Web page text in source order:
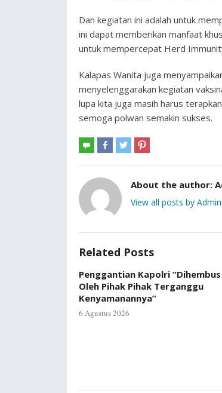
Dan kegiatan ini adalah untuk
ini dapat memberikan manfaat
untuk mempercepat Herd
Kalapas Wanita juga
menyelenggarakan kegiatan
lupa kita juga masih harus
semoga polwan semakin sukses.
About the author:
View all posts by
Related Posts
Penggantian Kapolri “Dihembus
Oleh Pihak Pihak Terganggu
Kenyamanannya”
6 Agustus 2026